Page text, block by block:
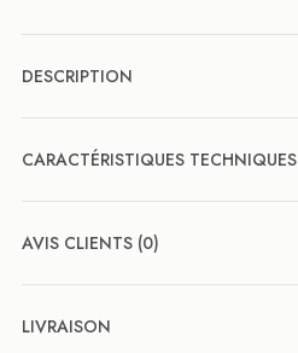
DESCRIPTION
CARACTÉRISTIQUES TECHNIQUES
AVIS CLIENTS (0)
LIVRAISON